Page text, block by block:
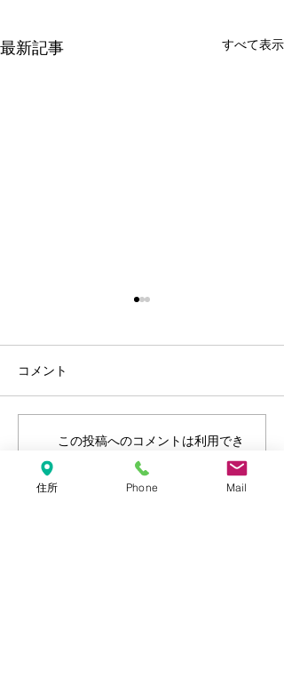
最新記事 すべて表示
年末年始のお知らせ
コメント
この投稿へのコメントは利用でき
なくなりました。詳細はサイト所
有者にお問い合わせください。
住所 Phone Mail